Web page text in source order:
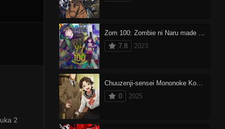
2
Zom 100: Zombie ni Naru made ni Shitai 100 no Koto
7.8
2023
Chuuzenji-sensei Mononoke Kougiroku: Sensei ga Nazo wo Hodoite Shimau kara
0
2025